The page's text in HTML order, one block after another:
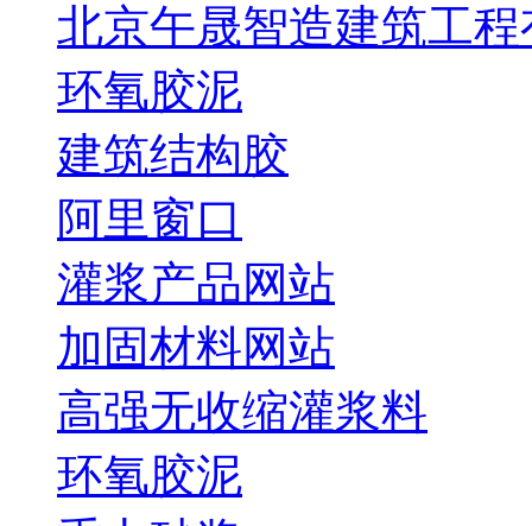
北京午晟智造建筑工
环氧胶泥
建筑结构胶
阿里窗口
灌浆产品网站
加固材料网站
高强无收缩灌浆料
环氧胶泥